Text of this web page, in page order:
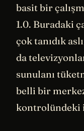
basit bir
1.0. Buradaki
çok tanıdık
da
sunulanı
belli bir
kontrolündeki